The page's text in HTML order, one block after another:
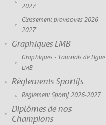
2027
Classement provisoires 2026-
2027
Graphiques LMB
Graphiques - Tournois de Ligue
LMB
Règlements Sportifs
Règlement Sportif 2026-2027
Diplômes de nos
Champions